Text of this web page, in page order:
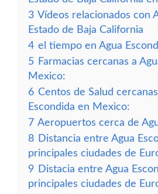
3 Vídeos relacionados con
Estado de Baja California
4 el tiempo en Agua
5 Farmacias cercanas a
Mexico:
6 Centos de Salud
Escondida en Mexico:
7 Aeropuertos cerca de
8 Distancia entre Agua
principales ciudades de
9 Distacia entre Agua
principales ciudades de